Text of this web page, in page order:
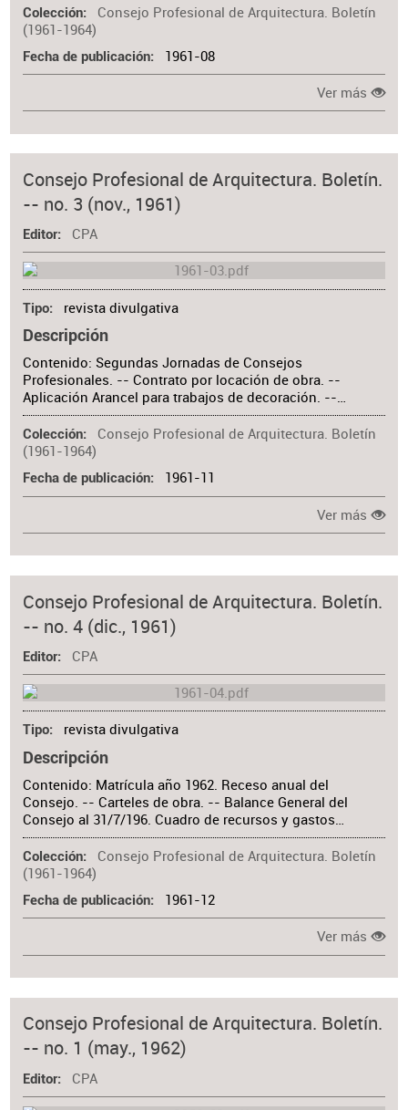
Colección
Consejo Profesional de Arquitectura. Boletín
(1961-1964)
Fecha de publicación 1961-08
Ver más
Consejo Profesional de Arquitectura. Boletín.
-- no. 3 (nov., 1961)
Editor CPA
Tipo revista divulgativa
Descripción
Contenido: Segundas Jornadas de Consejos
Profesionales. -- Contrato por locación de obra. --
Aplicación Arancel para trabajos de decoración. --…
Colección
Consejo Profesional de Arquitectura. Boletín
(1961-1964)
Fecha de publicación 1961-11
Ver más
Consejo Profesional de Arquitectura. Boletín.
-- no. 4 (dic., 1961)
Editor CPA
Tipo revista divulgativa
Descripción
Contenido: Matrícula año 1962. Receso anual del
Consejo. -- Carteles de obra. -- Balance General del
Consejo al 31/7/196. Cuadro de recursos y gastos…
Colección
Consejo Profesional de Arquitectura. Boletín
(1961-1964)
Fecha de publicación 1961-12
Ver más
Consejo Profesional de Arquitectura. Boletín.
-- no. 1 (may., 1962)
Editor CPA